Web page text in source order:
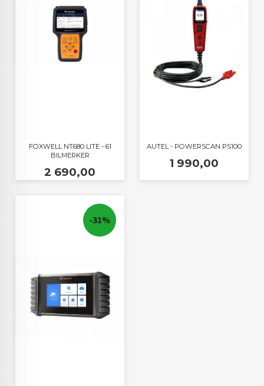
FOXWELL NT680 LITE - 61
BILMERKER
Pris
2 690,00
AUTEL - POWERSCAN PS100
Pris
1 990,00
-31%